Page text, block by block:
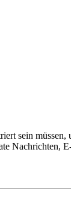
sein
Nachrichten,